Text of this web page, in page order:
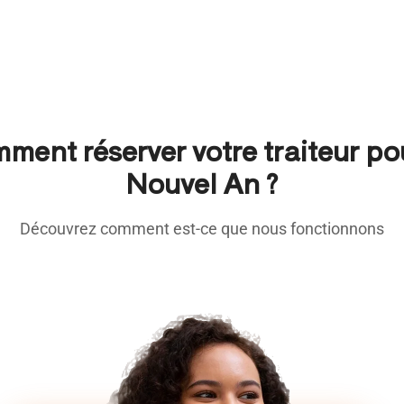
réserver votre traiteur
Nouvel An ?
Découvrez comment est-ce que nous fonctionnons